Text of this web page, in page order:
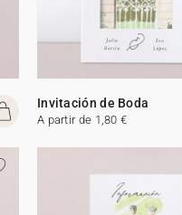
Invitación de Boda
A partir de 1,80 €